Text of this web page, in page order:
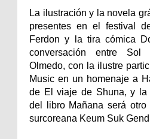
La ilustración y la novela
presentes en el festival
Ferdon y la tira cómica
conversación entre
Olmedo, con la ilustre
Music en un homenaje a
de El viaje de Shuna, y la
del libro Mañana será
surcoreana Keum Suk